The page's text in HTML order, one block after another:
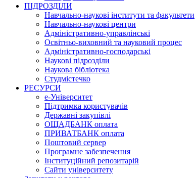
ПІДРОЗДІЛИ
Навчально-наукові інститути та факультети
Навчально-наукові центри
Адміністративно-управлінські
Освітньо-виховний та науковий процес
Адміністративно-господарські
Наукові підрозділи
Наукова бібліотека
Студмістечко
РЕСУРСИ
е-Університет
Підтримка користувачів
Державні закупівлі
ОЩАДБАНК оплата
ПРИВАТБАНК оплата
Поштовий сервер
Програмне забезпечення
Інституційний репозитарій
Сайти університету